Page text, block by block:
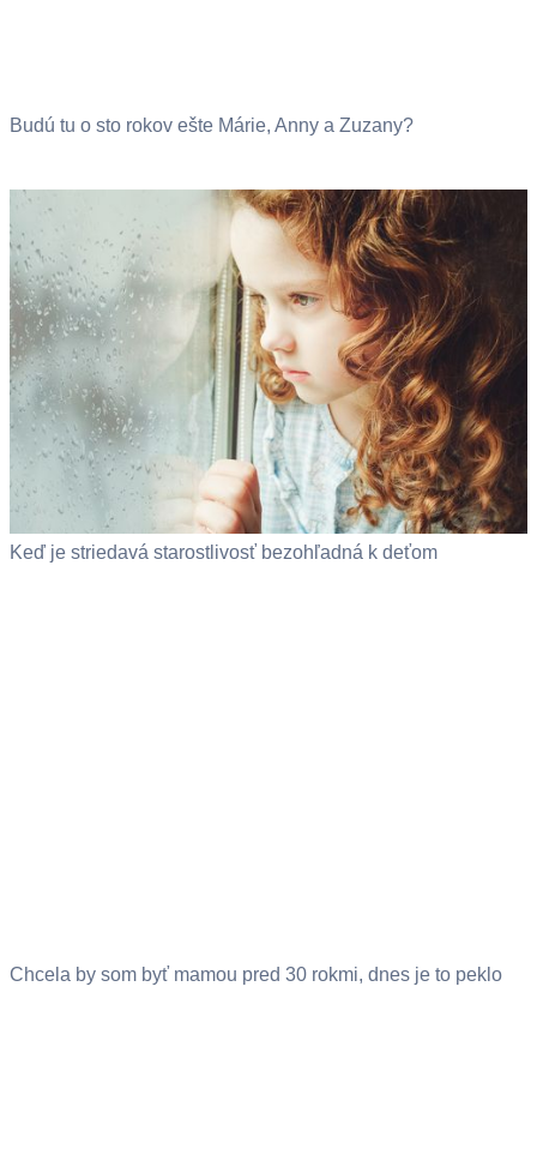
Budú tu o sto rokov ešte Márie, Anny a Zuzany?
Keď je striedavá starostlivosť bezohľadná k deťom
Chcela by som byť mamou pred 30 rokmi, dnes je to peklo